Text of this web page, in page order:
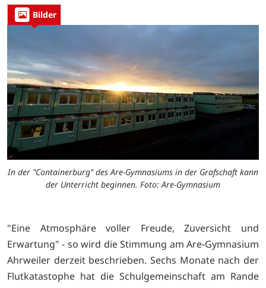
Bilder
In der "Containerburg" des Are-Gymnasiums in der Grafschaft kann
der Unterricht beginnen. Foto: Are-Gymnasium
"Eine Atmosphäre voller Freude, Zuversicht und
Erwartung" - so wird die Stimmung am Are-Gymnasium
Ahrweiler derzeit beschrieben. Sechs Monate nach der
Flutkatastophe hat die Schulgemeinschaft am Rande